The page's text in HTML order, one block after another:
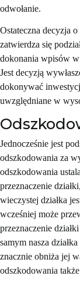
odwołanie.
Ostateczna decyzja
zatwierdza się
dokonania wpisów
Jest decyzją
dokonywać
uwzględniane w
Jednocześnie jest
odszkodowania za
odszkodowania
przeznaczenie
wieczystej działka
wcześniej może
przeznaczenie
samym nasza
znacznie obniża jej
odszkodowania